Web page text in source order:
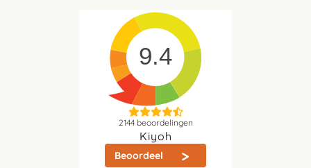
9.4
2144beoordelingen
Kiyoh
Beoordeel